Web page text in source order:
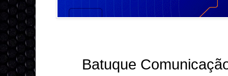
Batuque